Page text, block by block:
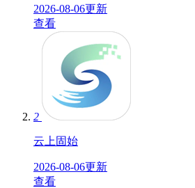
2026-08-06更新
查看
2
云上固始
2026-08-06更新
查看